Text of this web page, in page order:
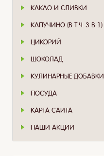
КАКАО И СЛИВКИ
КАПУЧИНО (В Т.Ч. 3 В 1)
ЦИКОРИЙ
ШОКОЛАД
КУЛИНАРНЫЕ ДОБАВКИ
ПОСУДА
КАРТА САЙТА
НАШИ АКЦИИ